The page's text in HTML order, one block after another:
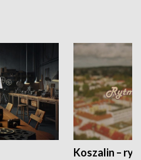
Koszalin –